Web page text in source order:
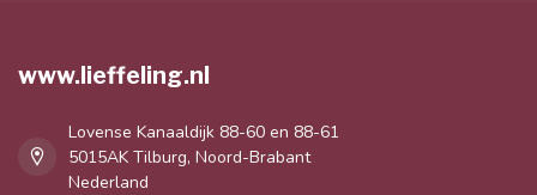
www.lieffeling.nl
Lovense Kanaaldijk 88-60 en 88-61
5015AK Tilburg, Noord-Brabant
Nederland